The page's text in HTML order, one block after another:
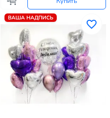
ВАША НАДПИСЬ